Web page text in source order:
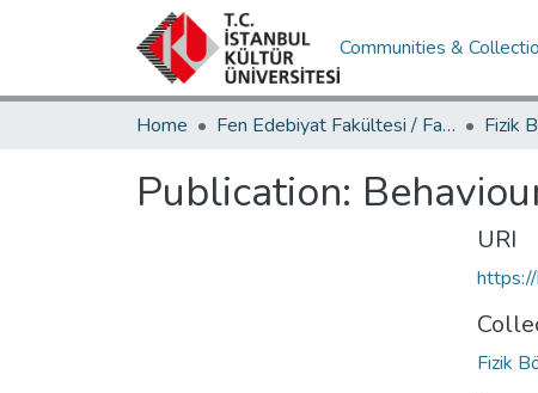
Communities &
Home Fen Edebiyat Fakültesi / Faculty of Letters and Sciences
Publication:
URI
Fizik